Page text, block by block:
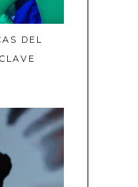
DEL